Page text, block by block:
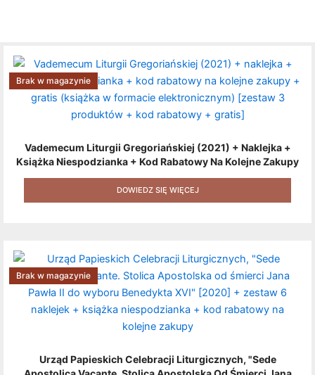
Vademecum Liturgii Gregoriańskiej (2021) + Naklejka +
Książka Niespodzianka + Kod Rabatowy Na Kolejne Zakupy
+ Gratis (książka W Formacie Elektronicznym) [zestaw 3
Produktów + Kod Rabatowy + Gratis]
Brak w magazynie
DOWIEDZ SIĘ WIĘCEJ
Urząd Papieskich Celebracji Liturgicznych, "Sede
Brak w magazynie